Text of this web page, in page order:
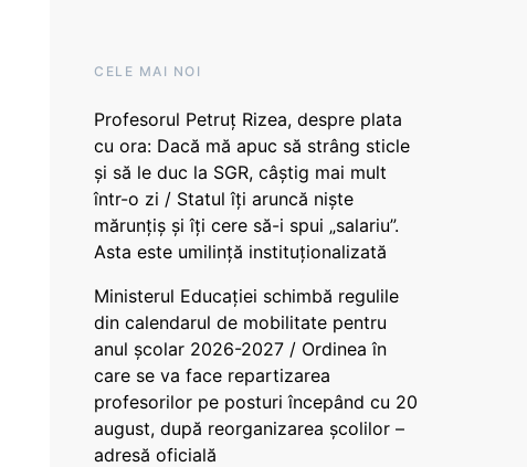
CELE MAI NOI
Profesorul Petruț Rizea, despre plata
cu ora: Dacă mă apuc să strâng sticle
și să le duc la SGR, câștig mai mult
într-o zi / Statul îți aruncă niște
mărunțiș și îți cere să-i spui „salariu”.
Asta este umilință instituționalizată
Ministerul Educației schimbă regulile
din calendarul de mobilitate pentru
anul școlar 2026-2027 / Ordinea în
care se va face repartizarea
profesorilor pe posturi începând cu 20
august, după reorganizarea școlilor –
adresă oficială